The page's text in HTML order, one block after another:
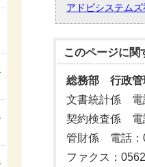
アドビシステムズ
このページに関
総務部 行政管
文書統計係 電
契約検査係 電
管財係 電話
ファクス：